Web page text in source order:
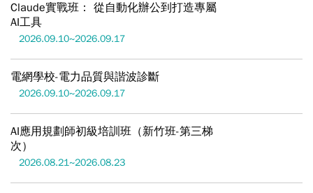
Claude實戰班： 從自動化辦公到打造專屬
AI工具
2026.09.10~2026.09.17
電網學校-電力品質與諧波診斷
2026.09.10~2026.09.17
AI應用規劃師初級培訓班（新竹班-第三梯
次）
2026.08.21~2026.08.23